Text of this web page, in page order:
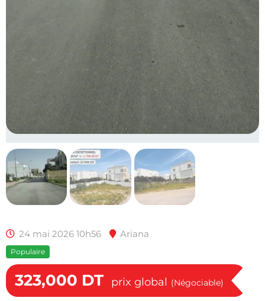
24 mai 2026 10h56 Ariana
Populaire
323,000 DT prix global (Négociable)